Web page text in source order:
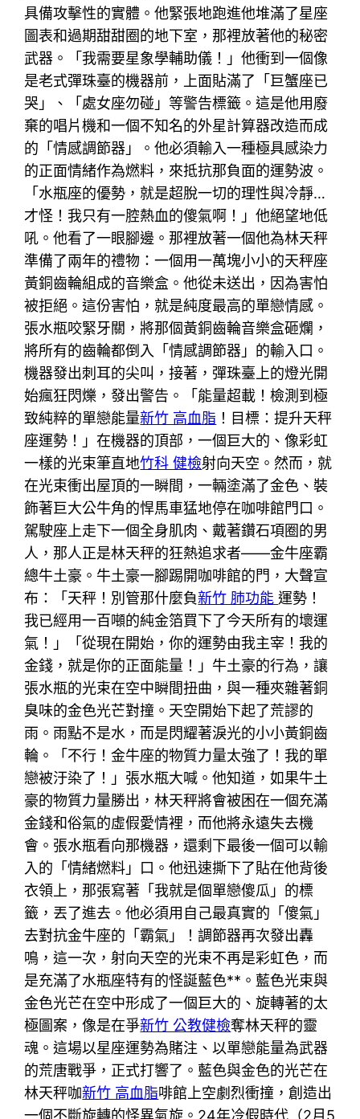
具備攻擊性的實體。他緊張地跑進他堆滿了星座
圖表和過期甜甜圈的地下室，那裡放著他的秘密
武器。「我需要星象學輔助儀！」他衝到一個像
是老式彈珠臺的機器前，上面貼滿了「巨蟹座已
哭」、「處女座勿碰」等警告標籤。這是他用廢
棄的唱片機和一個不知名的外星計算器改造而成
的「情感調節器」。他必須輸入一種極具感染力
的正面情緒作為燃料，來抵抗那負面的運勢波。
「水瓶座的優勢，就是超脫一切的理性與冷靜…
才怪！我只有一腔熱血的傻氣啊！」他絕望地低
吼。他看了一眼腳邊。那裡放著一個他為林天秤
準備了兩年的禮物：一個用一萬塊小小的天秤座
黃銅齒輪組成的音樂盒。他從未送出，因為害怕
被拒絕。這份害怕，就是純度最高的單戀情感。
張水瓶咬緊牙關，將那個黃銅齒輪音樂盒砸爛，
將所有的齒輪都倒入「情感調節器」的輸入口。
機器發出刺耳的尖叫，接著，彈珠臺上的燈光開
始瘋狂閃爍，發出警告。「能量超載！檢測到極
致純粹的單戀能量新竹 高血脂 ！目標：提升天秤
座運勢！」在機器的頂部，一個巨大的、像彩虹
一樣的光束筆直地竹科 健檢射向天空。然而，就
在光束衝出屋頂的一瞬間，一輛塗滿了金色、裝
飾著巨大公牛角的悍馬車猛地停在咖啡館門口。
駕駛座上走下一個全身肌肉、戴著鑽石項圈的男
人，那人正是林天秤的狂熱追求者——金牛座霸
總牛土豪。牛土豪一腳踢開咖啡館的門，大聲宣
布：「天秤！別管那什麼負新竹 肺功能運勢！
我已經用一百噸的純金箔買下了今天所有的壞運
氣！」「從現在開始，你的運勢由我主宰！我的
金錢，就是你的正面能量！」牛土豪的行為，讓
張水瓶的光束在空中瞬間扭曲，與一種夾雜著銅
臭味的金色光芒對撞。天空開始下起了荒謬的
雨。雨點不是水，而是閃耀著淚光的小小黃銅齒
輪。「不行！金牛座的物質力量太強了！我的單
戀被汙染了！」張水瓶大喊。他知道，如果牛土
豪的物質力量勝出，林天秤將會被困在一個充滿
金錢和俗氣的虛假愛情裡，而他將永遠失去機
會。張水瓶看向那機器，還剩下最後一個可以輸
入的「情緒燃料」口。他迅速撕下了貼在他背後
衣領上，那張寫著「我就是個單戀傻瓜」的標
籤，丟了進去。他必須用自己最真實的「傻氣」
去對抗金牛座的「霸氣」！調節器再次發出轟
鳴，這一次，射向天空的光束不再是彩虹色，而
是充滿了水瓶座特有的怪誕藍色**。藍色光束與
金色光芒在空中形成了一個巨大的、旋轉著的太
極圖案，像是在爭新竹 公教健檢奪林天秤的靈
魂。這場以星座運勢為賭注、以單戀能量為武器
的荒唐戰爭，正式打響了。藍色與金色的光芒在
林天秤咖新竹 高血脂啡館上空劇烈衝撞，創造出
一個不斷旋轉的怪異氣旋。24年冷假時代（2月5